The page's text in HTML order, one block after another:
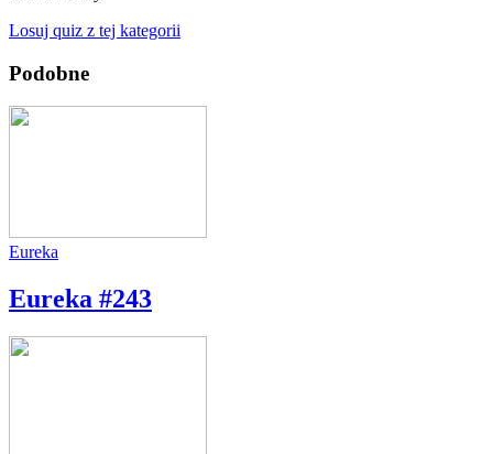
Losuj quiz z tej kategorii
Podobne
Eureka
Eureka #243